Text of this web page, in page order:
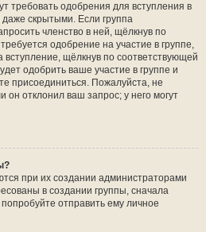
требовать одобрения для вступления в
скрытыми. Если группа
членство в ней, щёлкнув по
одобрение на участие в группе,
щёлкнув по соответствующей
одобрить ваше участие в группе и
присоединиться. Пожалуйста, не
он отклонил ваш запрос; у него могут
при их создании администраторами
в создании группы, сначала
отправить ему личное